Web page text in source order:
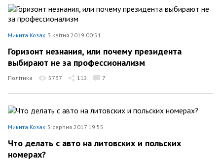
Микита Козак 3 квітня 2019 00:51
Горизонт незнания, или почему президента
выбирают не за профессионализм
Політика 5737 112 7
Микита Козак 5 серпня 2017 19:55
Что делать с авто на литовских и польских
номерах?